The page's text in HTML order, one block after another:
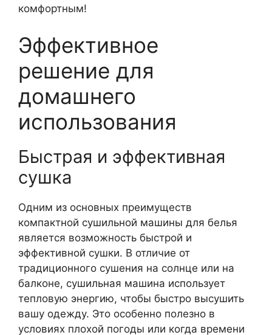
комфортным!
Эффективное
решение для
домашнего
использования
Быстрая и эффективная
сушка
Одним из основных преимуществ
компактной сушильной машины для белья
является возможность быстрой и
эффективной сушки. В отличие от
традиционного сушения на солнце или на
балконе, сушильная машина использует
тепловую энергию, чтобы быстро высушить
вашу одежду. Это особенно полезно в
условиях плохой погоды или когда времени